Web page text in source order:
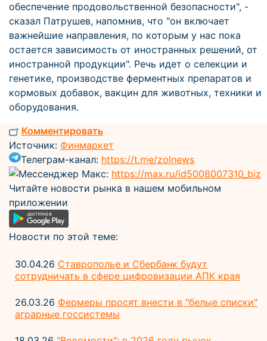
обеспечение продовольственной безопасности", -
сказал Патрушев, напомнив, что "он включает
важнейшие направления, по которым у нас пока
остается зависимость от иностранных решений, от
иностранной продукции". Речь идет о селекции и
генетике, производстве ферментных препаратов и
кормовых добавок, вакцин для животных, техники и
оборудования.
Комментировать
Источник: Финмаркет
Телеграм-канал: https://t.me/zolnews
Мессенджер Макс: https://max.ru/id5008007310_biz
Читайте новости рынка в нашем мобильном
приложении
Новости по этой теме:
30.04.26 Ставрополье и Сбербанк будут
сотрудничать в сфере цифровизации АПК края
26.03.26 Фермеры просят внести в "белые списки"
аграрные госсистемы